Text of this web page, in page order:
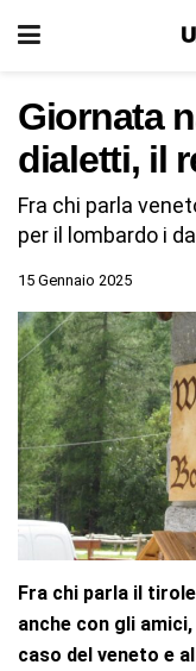
Giornata
dialetti, il
Fra chi parla
per il lombardo i
15 Gennaio 2025
Fra chi parla il
anche con gli
caso del veneto e